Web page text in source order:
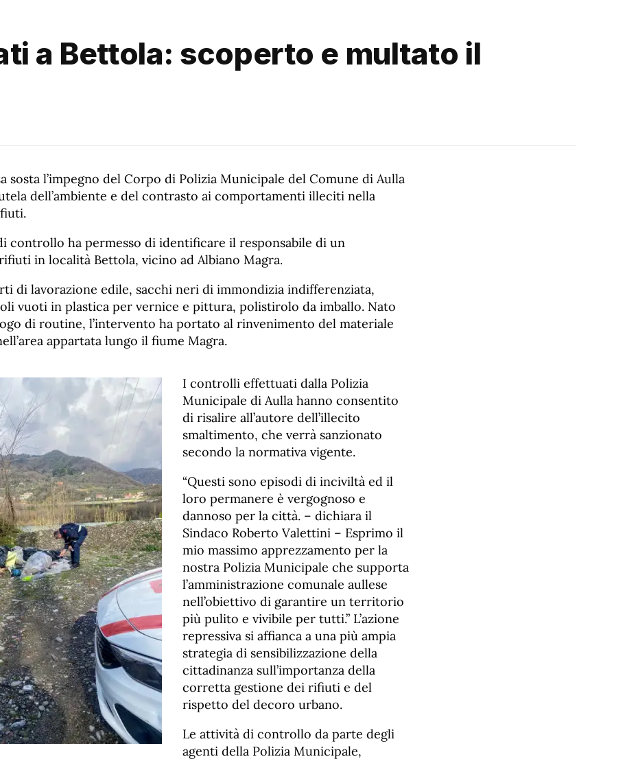
a Bettola: scoperto e multato il
sosta l’impegno del Corpo di Polizia Municipale del Comune di Aulla
dell’ambiente e del contrasto ai comportamenti illeciti nella
controllo ha permesso di identificare il responsabile di un
in località Bettola, vicino ad Albiano Magra.
di lavorazione edile, sacchi neri di immondizia indifferenziata,
vuoti in plastica per vernice e pittura, polistirolo da imballo. Nato
di routine, l’intervento ha portato al rinvenimento del materiale
appartata lungo il fiume Magra.
I controlli effettuati dalla Polizia
Municipale di Aulla hanno consentito
di risalire all’autore dell’illecito
smaltimento, che verrà sanzionato
secondo la normativa vigente.
“Questi sono episodi di inciviltà ed il
loro permanere è vergognoso e
dannoso per la città. – dichiara il
Sindaco Roberto Valettini – Esprimo il
mio massimo apprezzamento per la
nostra Polizia Municipale che supporta
l’amministrazione comunale aullese
nell’obiettivo di garantire un territorio
più pulito e vivibile per tutti.” L’azione
repressiva si affianca a una più ampia
strategia di sensibilizzazione della
cittadinanza sull’importanza della
corretta gestione dei rifiuti e del
rispetto del decoro urbano.
Le attività di controllo da parte degli
agenti della Polizia Municipale,